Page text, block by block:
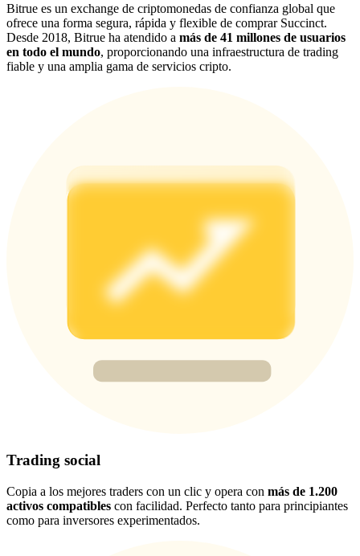
Exclusive for BitMart Users
Register & Trade to Win 500,000 USDT
USDT New User Exclusive 10% APR
USDT Flexible Staking | Daily Rewards
New Listing Futures Fest
Bitrue es un exchange de criptomonedas de confianza global que
ofrece una forma segura, rápida y flexible de comprar Succinct.
Desde 2018, Bitrue ha atendido a más de 41 millones de usuarios
en todo el mundo, proporcionando una infraestructura de trading
fiable y una amplia gama de servicios cripto.
Trading social
Copia a los mejores traders con un clic y opera con más de 1.200
activos compatibles con facilidad. Perfecto tanto para principiantes
como para inversores experimentados.